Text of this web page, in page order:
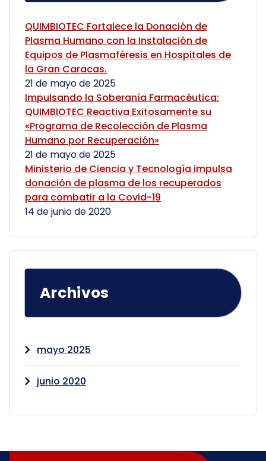
QUIMBIOTEC Fortalece la Donación de
Plasma Humano con la Instalación de
Equipos de Plasmaféresis en Hospitales de
la Gran Caracas.
21 de mayo de 2025
Impulsando la Soberanía Farmacéutica:
QUIMBIOTEC Reactiva Exitosamente su
«Programa de Recolección de Plasma
Humano por Recuperación»
21 de mayo de 2025
Ministerio de Ciencia y Tecnología impulsa
donación de plasma de los recuperados
para combatir a la Covid-19
14 de junio de 2020
Archivos
mayo 2025
junio 2020